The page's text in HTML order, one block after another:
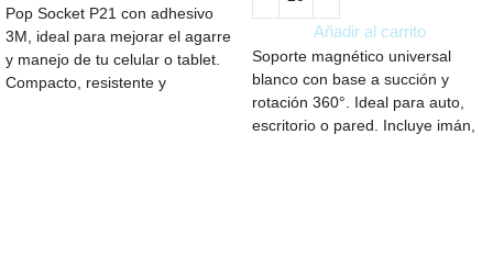
Pop Socket P21 con adhesivo
3M, ideal para mejorar el agarre
y manejo de tu celular o tablet.
Compacto, resistente y
Añadir al carrito
Soporte magnético universal
blanco con base a succión y
rotación 360°. Ideal para auto,
escritorio o pared. Incluye imán,